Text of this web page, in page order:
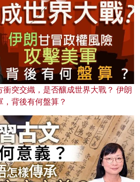
突交織，是否釀成世界大戰？ 伊朗
背後有何盤算？